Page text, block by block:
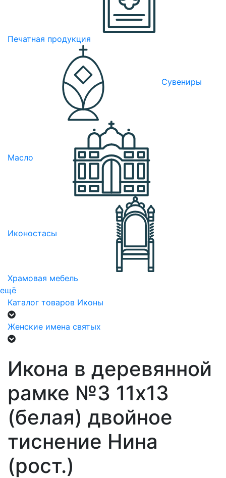
Печатная продукция
Сувениры
Масло
Иконостасы
Храмовая мебель
ещё
Каталог товаров Иконы
Женские имена святых
Икона в деревянной
рамке №3 11х13
(белая) двойное
тиснение Нина
(рост.)